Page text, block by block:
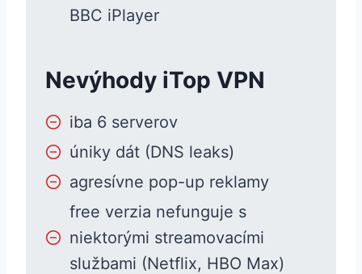
BBC iPlayer
Nevýhody iTop VPN
iba 6 serverov
úniky dát (DNS leaks)
agresívne pop-up reklamy
free verzia nefunguje s
niektorými streamovacími
službami (Netflix, HBO Max)